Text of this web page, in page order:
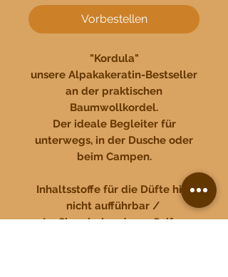
Vorbestellen
"Kordula"
unsere Alpakakeratin-Bestseller
an der praktischen
Baumwollkordel.
Der ideale Begleiter für
unterwegs, in der Dusche oder
beim Campen.
Inhaltsstoffe für die Düfte hier
nicht aufführbar /
Im Shop bei anderen Seifen